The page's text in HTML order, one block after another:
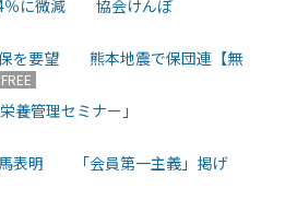
％に微減 協会けんぽ
保を要望 熊本地震で保団連【無
FREE
養管理セミナー」
馬表明 「会員第一主義」掲げ